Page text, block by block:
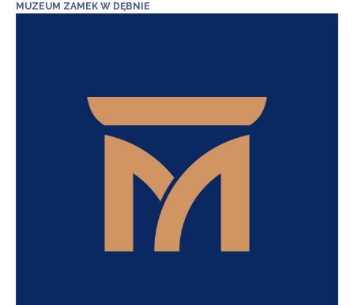
MUZEUM ZAMEK W DĘBNIE